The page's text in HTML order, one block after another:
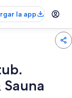
la app